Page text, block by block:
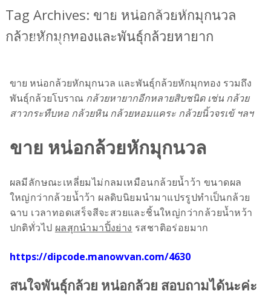
รับผลิตยาบำรุงสตรี ยาอกฟูรูฟิต ว่านชักมดลูกและกวาวเครือ
ขาว
ขาย หน่อกล้วยหักมุกนวล กล้วยหักมุกทองและ
พันธุ์กล้วยหายาก
Tag Archives: ขาย หน่อกล้วยหักมุกนวล
กล้วยหักมุกทองและพันธุ์กล้วยหายาก
ขาย หน่อกล้วยหักมุกนวล และพันธุ์กล้วยหักมุกทอง รวมถึง
พันธุ์กล้วยโบราณ กล้วยหายากอีกหลายสิบชนิด เช่น กล้วย
สาวกระทืบหอ กล้วยหิน กล้วยหอมแคระ กล้วยนิ้วจรเข้ ฯลฯ
ขาย หน่อกล้วยหักมุกนวล
ผลมีลักษณะเหลี่ยมไม่กลมเหมือนกล้วยน้ำว้า ขนาดผล
ใหญ่กว่ากล้วยน้ำว้า ผลดิบนิยมนำมาแปรรูปทำเป็นกล้วย
ฉาบ เวลาทอดเสร็จสีจะสวยและชิ้นใหญ่กว่ากล้วยน้ำหว้า
ปกติทั่วไป ผลสุกนำมาปิ้งย่าง รสชาติอร่อยมาก
https://dipcode.manowvan.com/4630
สนใจพันธุ์กล้วย หน่อกล้วย สอบถามได้นะค่ะ